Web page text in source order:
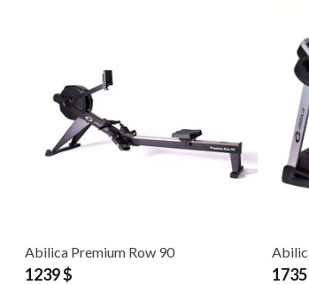
Abilica Premium Row 90
1239 $